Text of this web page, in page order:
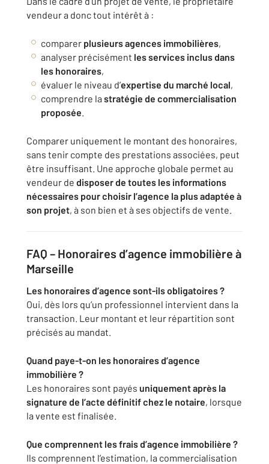
vendeur a donc tout intérêt à :
comparer plusieurs agences immobilières,
analyser précisément les services inclus dans
les honoraires,
évaluer le niveau d’expertise du marché local,
comprendre la stratégie de commercialisation
proposée.
Comparer uniquement le montant des honoraires,
sans tenir compte des prestations associées, peut
être insuffisant. Une approche globale permet au
vendeur de disposer de toutes les informations
nécessaires pour choisir l’agence la plus adaptée à
son projet, à son bien et à ses objectifs de vente.
FAQ – Honoraires d’agence immobilière à
Marseille
Les honoraires d’agence sont-ils obligatoires ?
Oui, dès lors qu’un professionnel intervient dans la
transaction. Leur montant et leur répartition sont
précisés au mandat.
Quand paye-t-on les honoraires d’agence
immobilière ?
Les honoraires sont payés uniquement après la
signature de l’acte définitif chez le notaire, lorsque
la vente est finalisée.
Que comprennent les frais d’agence immobilière ?
Ils comprennent l’estimation, la commercialisation